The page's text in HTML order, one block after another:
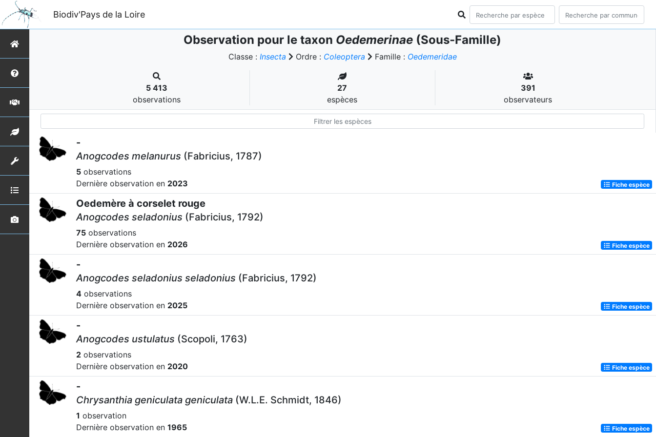
Biodiv'Pays de la Loire
Observation pour le taxon Oedemerinae (Sous-Famille)
Classe : Insecta Ordre : Coleoptera Famille : Oedemeridae
5 413
observations
27
espèces
391
observateurs
-
Anogcodes melanurus (Fabricius, 1787)
5 observations
Dernière observation en 2023 Fiche espèce
Oedemère à corselet rouge
Anogcodes seladonius (Fabricius, 1792)
75 observations
Dernière observation en 2026 Fiche espèce
-
Anogcodes seladonius seladonius (Fabricius, 1792)
4 observations
Dernière observation en 2025 Fiche espèce
-
Anogcodes ustulatus (Scopoli, 1763)
2 observations
Dernière observation en 2020 Fiche espèce
-
Chrysanthia geniculata geniculata (W.L.E. Schmidt, 1846)
1 observation
Dernière observation en 1965 Fiche espèce